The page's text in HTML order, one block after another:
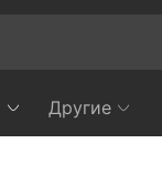
Другие